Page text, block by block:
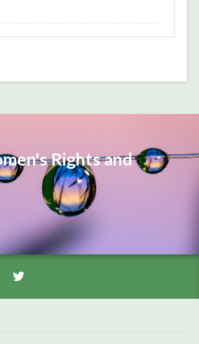
Rights and